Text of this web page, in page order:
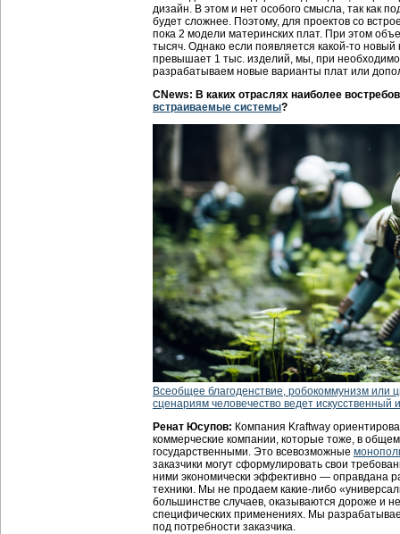
дизайн. В этом и нет особого смысла, так как
будет сложнее. Поэтому, для проектов со
пока 2 модели материнских плат. При этом
тысяч. Однако если появляется какой-то новый
превышает 1 тыс. изделий, мы, при
разрабатываем новые варианты плат или
CNews: В каких отраслях наиболее
встраиваемые системы?
Всеобщее благоденствие, робокоммунизм или
сценариям человечество ведет искусственный
Ренат Юсупов: Компания Kraftway
коммерческие компании, которые тоже, в
государственными. Это всевозможные
заказчики могут сформулировать свои
ними экономически эффективно — оправдана
техники. Мы не продаем какие-либо
большинстве случаев, оказываются дороже и
специфических применениях. Мы
под потребности заказчика.